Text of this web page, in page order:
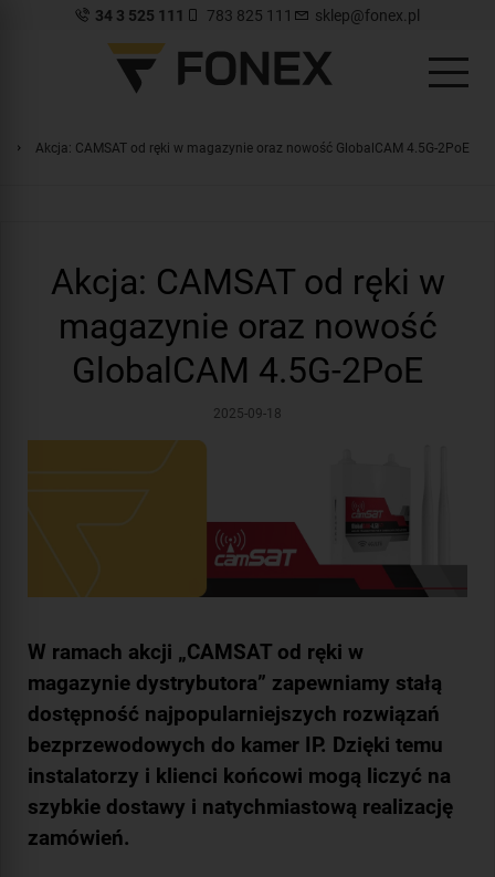
34 3 525 111 783 825 111 sklep@fonex.pl
Akcja: CAMSAT od ręki w magazynie oraz nowość GlobalCAM 4.5G-2PoE
Akcja: CAMSAT od ręki w
magazynie oraz nowość
GlobalCAM 4.5G-2PoE
2025-09-18
W ramach akcji „CAMSAT od ręki w
magazynie dystrybutora” zapewniamy stałą
dostępność najpopularniejszych rozwiązań
bezprzewodowych do kamer IP. Dzięki temu
instalatorzy i klienci końcowi mogą liczyć na
szybkie dostawy i natychmiastową realizację
zamówień.